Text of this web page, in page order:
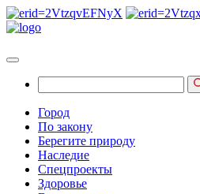
Город
По закону
Берегите природу
Наследие
Спецпроекты
Здоровье